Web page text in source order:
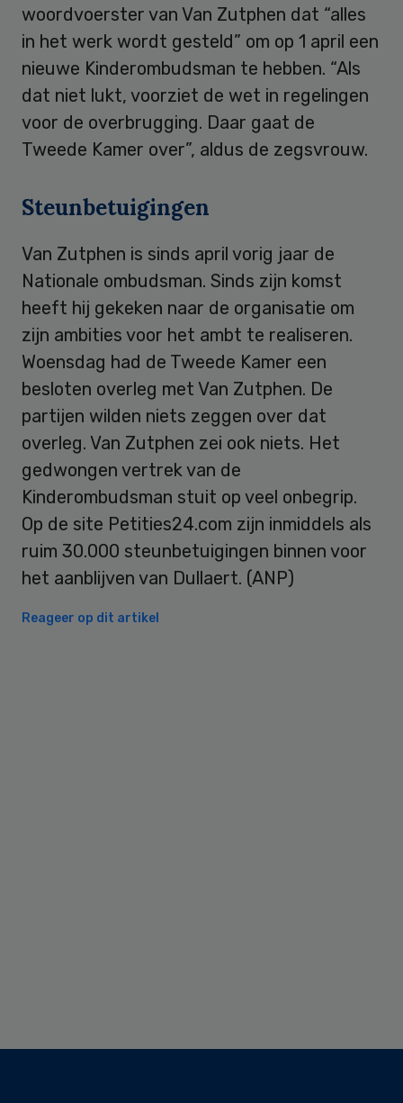
woordvoerster van Van Zutphen dat “alles
in het werk wordt gesteld” om op 1 april een
nieuwe Kinderombudsman te hebben. “Als
dat niet lukt, voorziet de wet in regelingen
voor de overbrugging. Daar gaat de
Tweede Kamer over”, aldus de zegsvrouw.
Steunbetuigingen
Van Zutphen is sinds april vorig jaar de
Nationale ombudsman. Sinds zijn komst
heeft hij gekeken naar de organisatie om
zijn ambities voor het ambt te realiseren.
Woensdag had de Tweede Kamer een
besloten overleg met Van Zutphen. De
partijen wilden niets zeggen over dat
overleg. Van Zutphen zei ook niets. Het
gedwongen vertrek van de
Kinderombudsman stuit op veel onbegrip.
Op de site Petities24.com zijn inmiddels als
ruim 30.000 steunbetuigingen binnen voor
het aanblijven van Dullaert. (ANP)
Reageer op dit artikel